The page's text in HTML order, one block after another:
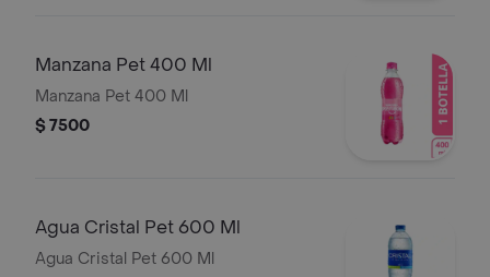
Manzana Pet 400 Ml
Manzana Pet 400 Ml
$ 7500
Agua Cristal Pet 600 Ml
Agua Cristal Pet 600 Ml